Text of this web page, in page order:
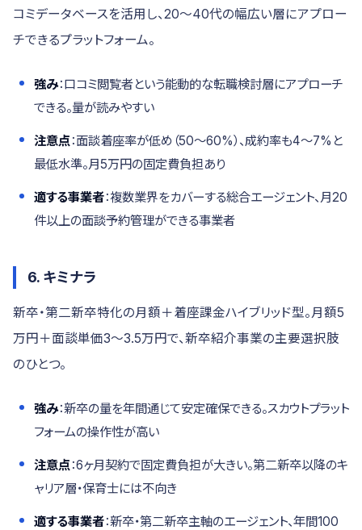
コミデータベースを活用し、20〜40代の幅広い層にアプロー
チできるプラットフォーム。
強み：口コミ閲覧者という能動的な転職検討層にアプローチ
できる。量が読みやすい
注意点 ：面談着座率が低め（50〜60%）、成約率も4〜7%と
最低水準。月5万円の固定費負担あり
適する事業者：複数業界をカバーする総合エージェント、月20
件以上の面談予約管理ができる事業者
6. キミナラ
新卒・第二新卒特化の月額＋着座課金ハイブリッド型。月額5
万円＋面談単価3〜3.5万円で、新卒紹介事業の主要選択肢
のひとつ。
強み：新卒の量を年間通じて安定確保できる。スカウトプラット
フォームの操作性が高い
注意点 ：6ヶ月契約で固定費負担が大きい。第二新卒以降のキ
ャリア層・保育士には不向き
適する事業者：新卒・第二新卒主軸のエージェント、年間100